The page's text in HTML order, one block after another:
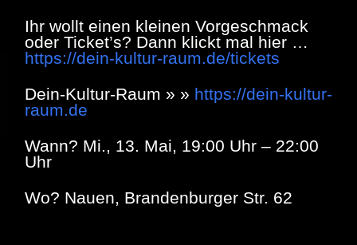
Ihr wollt einen kleinen Vorgeschmack
oder Ticket’s? Dann klickt mal hier …
https://dein-kultur-raum.de/tickets
Dein-Kultur-Raum » » https://dein-kultur-
raum.de
Wann? Mi., 13. Mai, 19:00 Uhr – 22:00
Uhr
Wo? Nauen, Brandenburger Str. 62